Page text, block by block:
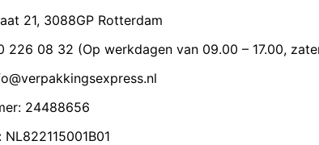
21, 3088GP Rotterdam
226 08 32 (Op werkdagen van 09.00 – 17.00,
24488656
NL822115001B01